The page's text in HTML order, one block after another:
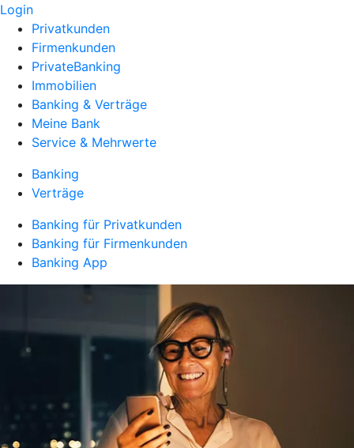
Login
Privatkunden
Firmenkunden
PrivateBanking
Immobilien
Banking & Verträge
Meine Bank
Service & Mehrwerte
Banking
Verträge
Banking für Privatkunden
Banking für Firmenkunden
Banking App